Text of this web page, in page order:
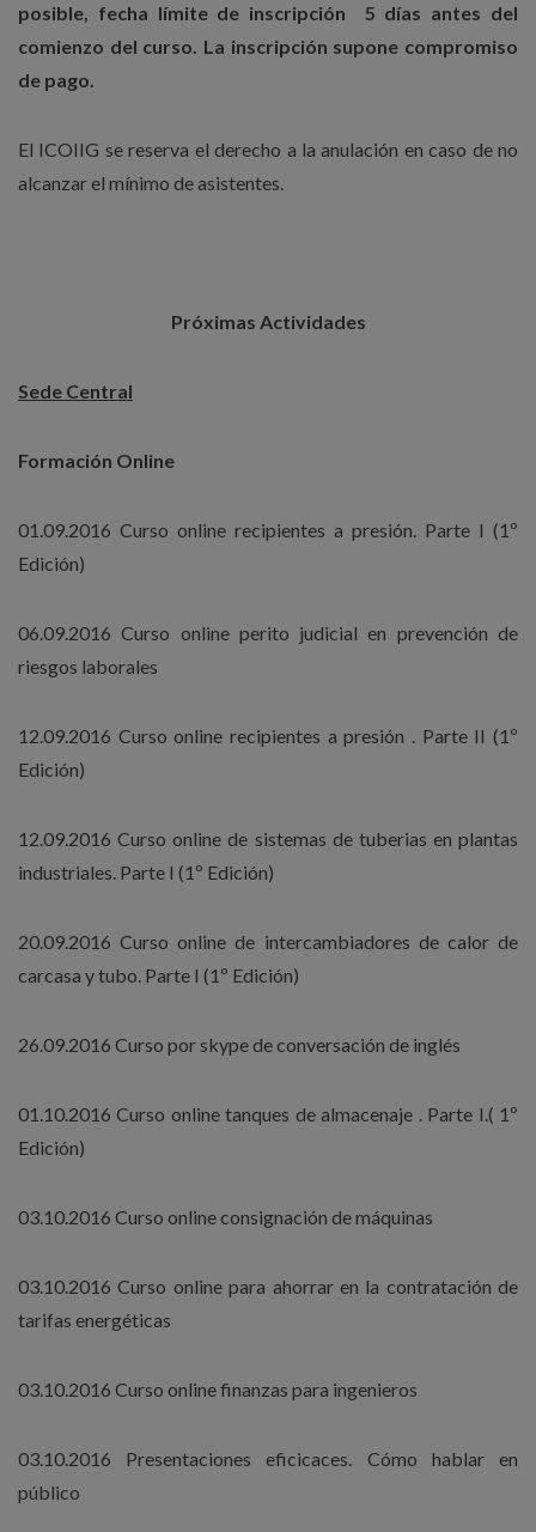
posible, fecha límite de inscripción 5 días antes del
comienzo del curso. La inscripción supone compromiso
de pago.
El ICOIIG se reserva el derecho a la anulación en caso de no
alcanzar el mínimo de asistentes.
Próximas Actividades
Sede Central
Formación Online
01.09.2016 Curso online recipientes a presión. Parte I (1º
Edición)
06.09.2016 Curso online perito judicial en prevención de
riesgos laborales
12.09.2016 Curso online recipientes a presión . Parte II (1º
Edición)
12.09.2016 Curso online de sistemas de tuberias en plantas
industriales. Parte I (1º Edición)
20.09.2016 Curso online de intercambiadores de calor de
carcasa y tubo. Parte I (1º Edición)
26.09.2016 Curso por skype de conversación de inglés
01.10.2016 Curso online tanques de almacenaje . Parte I.( 1º
Edición)
03.10.2016 Curso online consignación de máquinas
03.10.2016 Curso online para ahorrar en la contratación de
tarifas energéticas
03.10.2016 Curso online finanzas para ingenieros
03.10.2016 Presentaciones eficicaces. Cómo hablar en
público